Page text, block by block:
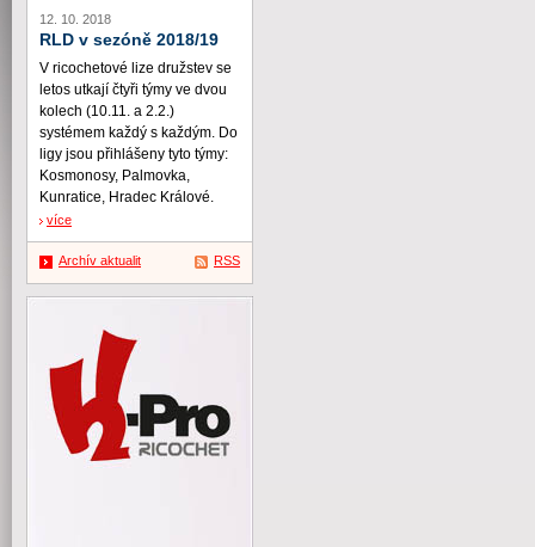
12. 10. 2018
RLD v sezóně 2018/19
V ricochetové lize družstev se
letos utkají čtyři týmy ve dvou
kolech (10.11. a 2.2.)
systémem každý s každým. Do
ligy jsou přihlášeny tyto týmy:
Kosmonosy, Palmovka,
Kunratice, Hradec Králové.
více
Archív aktualit RSS